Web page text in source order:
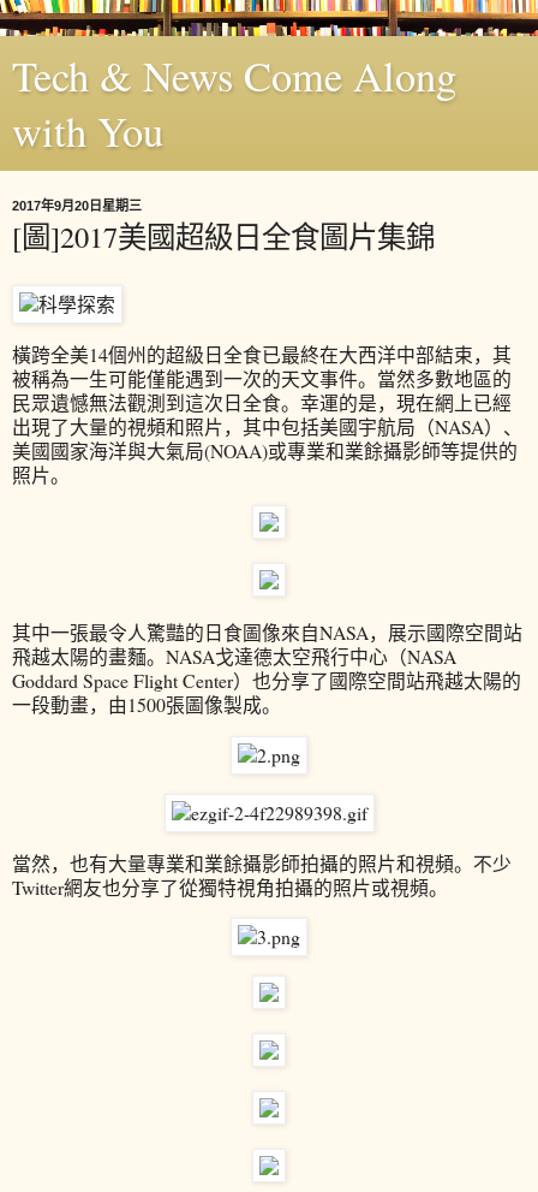
Tech & News Come Along
with You
2017年9月20日星期三
[圖]2017美國超級日全食圖片集錦
橫跨全美14個州的超級日全食已最終在大西洋中部結束，其
被稱為一生可能僅能遇到一次的天文事件。當然多數地區的
民眾遺憾無法觀測到這次日全食。幸運的是，現在網上已經
出現了大量的視頻和照片，其中包括美國宇航局（NASA）、
美國國家海洋與大氣局(NOAA)或專業和業餘攝影師等提供的
照片。
其中一張最令人驚豔的日食圖像來自NASA，展示國際空間站
飛越太陽的畫麵。NASA戈達德太空飛行中心（NASA
Goddard Space Flight Center）也分享了國際空間站飛越太陽的
一段動畫，由1500張圖像製成。
當然，也有大量專業和業餘攝影師拍攝的照片和視頻。不少
Twitter網友也分享了從獨特視角拍攝的照片或視頻。